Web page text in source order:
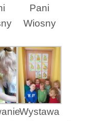
Pani
Wiosny
Wystawa